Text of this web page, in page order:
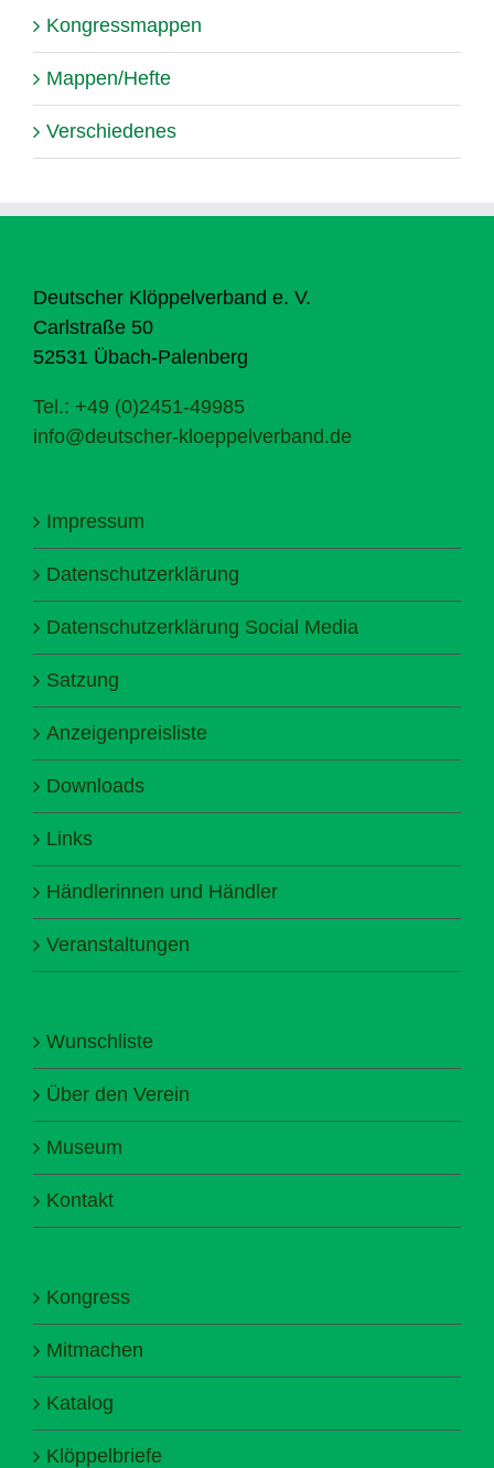
Kongressmappen
Mappen/Hefte
Verschiedenes
Deutscher Klöppelverband e. V.
Carlstraße 50
52531 Übach-Palenberg
Tel.: +49 (0)2451-49985
info@deutscher-kloeppelverband.de
Impressum
Datenschutzerklärung
Datenschutzerklärung Social Media
Satzung
Anzeigenpreisliste
Downloads
Links
Händlerinnen und Händler
Veranstaltungen
Wunschliste
Über den Verein
Museum
Kontakt
Kongress
Mitmachen
Katalog
Klöppelbriefe